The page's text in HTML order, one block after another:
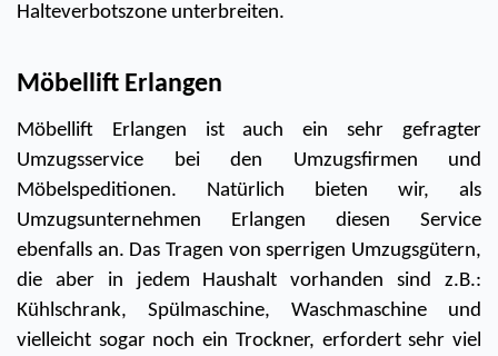
Halteverbotszone unterbreiten.
Möbellift Erlangen
Möbellift Erlangen ist auch ein sehr gefragter
Umzugsservice bei den Umzugsfirmen und
Möbelspeditionen. Natürlich bieten wir, als
Umzugsunternehmen Erlangen diesen Service
ebenfalls an. Das Tragen von sperrigen Umzugsgütern,
die aber in jedem Haushalt vorhanden sind z.B.:
Kühlschrank, Spülmaschine, Waschmaschine und
vielleicht sogar noch ein Trockner, erfordert sehr viel